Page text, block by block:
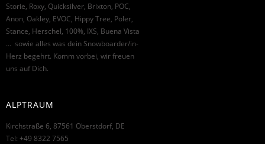
Storie, Roxy, Quicksilver, Brixton, POC,
Anon, Oakley, EVOC, Hippy Tree, Poler,
Stance, Herschel, 100%, IXS, Buena Vista
… sowie alles was dein Snowboarder/in-
Herz begehrt. Komm vorbei, wir freuen
uns auf Dich.
ALPTRAUM
Kirchstraße 6, 87561 Oberstdorf, DE
Tel: +49 8322 7565